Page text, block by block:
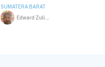
SUMATERA BARAT